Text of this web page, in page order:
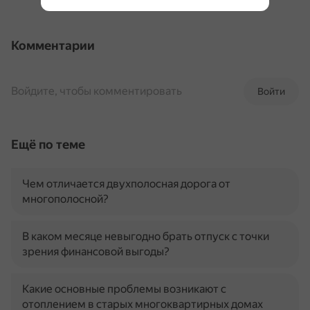
Комментарии
Войти
Войдите, чтобы комментировать
Ещё по теме
Чем отличается двухполосная дорога от
многополосной?
В каком месяце невыгодно брать отпуск с точки
зрения финансовой выгоды?
Какие основные проблемы возникают с
отоплением в старых многоквартирных домах